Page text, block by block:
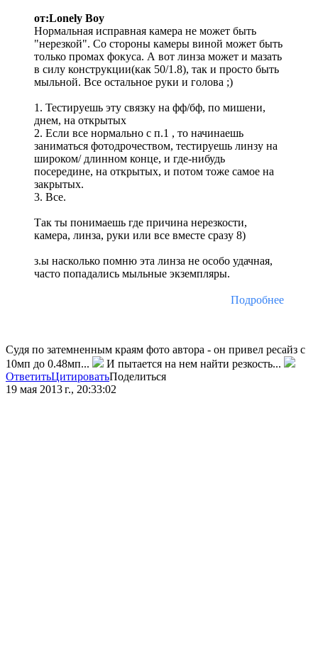
от:Lonely Boy
Нормальная исправная камера не может быть
"нерезкой". Со стороны камеры виной может быть
только промах фокуса. А вот линза может и мазать
в силу конструкции(как 50/1.8), так и просто быть
мыльной. Все остальное руки и голова ;)
1. Тестируешь эту связку на фф/бф, по мишени,
днем, на открытых
2. Если все нормально с п.1 , то начинаешь
заниматься фотодрочеством, тестируешь линзу на
широком/ длинном конце, и где-нибудь
посередине, на открытых, и потом тоже самое на
закрытых.
3. Все.
Так ты понимаешь где причина нерезкости,
камера, линза, руки или все вместе сразу 8)
з.ы насколько помню эта линза не особо удачная,
часто попадались мыльные экземпляры.
Подробнее
Судя по затемненным краям фото автора - он привел ресайз с
10мп до 0.48мп...
И пытается на нем найти резкость...
ОтветитьЦитироватьПоделиться
19 мая 2013 г., 20:33:02